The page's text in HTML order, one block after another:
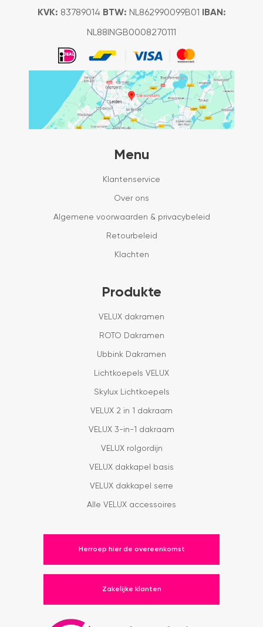
KVK: 83789014 BTW: NL862990099B01 IBAN:
NL88INGB0008270111
Menu
Klantenservice
Over ons
Algemene voorwaarden & privacybeleid
Retourbeleid
Klachten
Produkte
VELUX dakramen
ROTO Dakramen
Ubbink Dakramen
Lichtkoepels VELUX
Skylux Lichtkoepels
VELUX 2 in 1 dakraam
VELUX 3-in-1 dakraam
VELUX rolgordijn
VELUX dakkapel basis
VELUX dakkapel serre
Alle VELUX accessoires
Herroep hier de overeenkomst
Zakelijke klanten